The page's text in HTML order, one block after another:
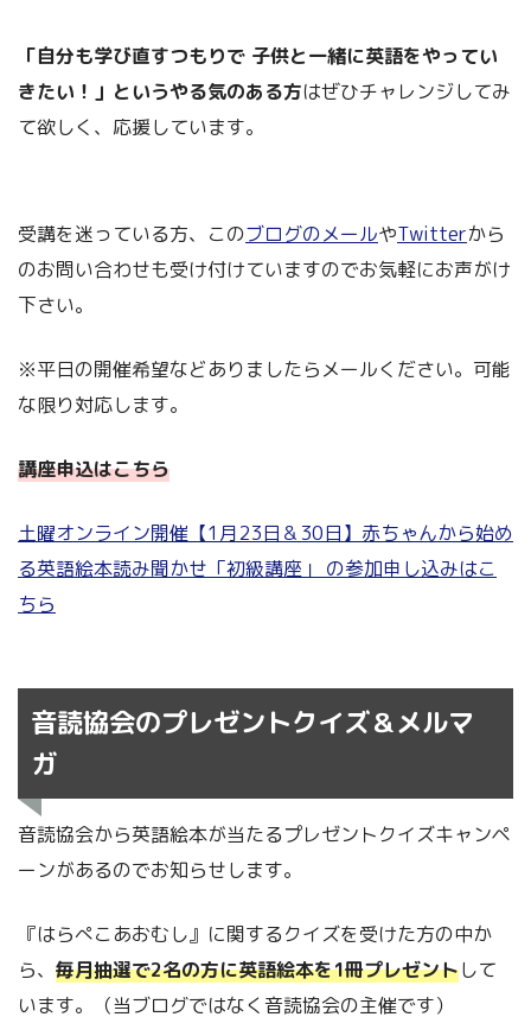
「自分も学び直すつもりで 子供と一緒に英語をやってい
きたい！」というやる気のある方はぜひチャレンジしてみ
て欲しく、応援しています。
受講を迷っている方、このブログのメールやTwitterから
のお問い合わせも受け付けていますのでお気軽にお声がけ
下さい。
※平日の開催希望などありましたらメールください。可能
な限り対応します。
講座申込はこちら
土曜オンライン開催【1月23日＆30日】赤ちゃんから始め
る英語絵本読み聞かせ「初級講座」 の参加申し込みはこ
ちら
音読協会のプレゼントクイズ＆メルマ
ガ
音読協会から英語絵本が当たるプレゼントクイズキャンペ
ーンがあるのでお知らせします。
『はらぺこあおむし』に関するクイズを受けた方の中か
ら、 毎月抽選で2名の方に英語絵本を1冊プレゼントして
います。（当ブログではなく音読協会の主催です）